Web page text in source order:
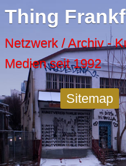
Thing
Netzwerk / Archiv -
Medien seit 1992
Sitemap
Home »People»
Menu
Artspaces
Cool Places
Frankfurt Diary
Activity